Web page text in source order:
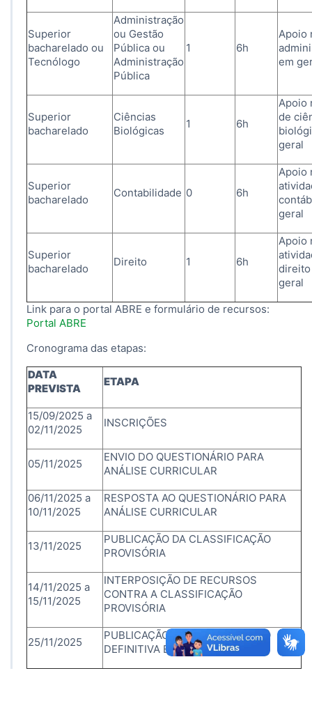
Superior
bacharelado ou
Tecnólogo
Administração
ou Gestão
Pública ou
Administração
Pública
1 6h
Apoio
em
Superior
bacharelado
Ciências
Biológicas
1 6h
Apoio
de
geral
Superior
bacharelado
Contabilidade 0 6h
Apoio
geral
Superior
bacharelado
Direito 1 6h
Apoio
geral
Link para o portal ABRE e formulário de recursos:
Portal ABRE
Cronograma das etapas:
DATA
PREVISTA
ETAPA
15/09/2025 a
02/11/2025
INSCRIÇÕES
05/11/2025
ENVIO DO QUESTIONÁRIO PARA
ANÁLISE CURRICULAR
06/11/2025 a
10/11/2025
RESPOSTA AO QUESTIONÁRIO PARA
ANÁLISE CURRICULAR
13/11/2025
PUBLICAÇÃO DA CLASSIFICAÇÃO
PROVISÓRIA
14/11/2025 a
15/11/2025
INTERPOSIÇÃO DE RECURSOS
CONTRA A CLASSIFICAÇÃO
PROVISÓRIA
25/11/2025
PUBLICAÇÃO DA CLASSIFICAÇÃO
DEFINITIVA E HOMOLOGAÇÃO